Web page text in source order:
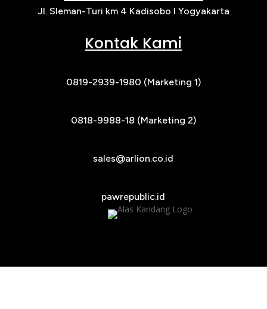
Jl. Sleman-Turi km 4 Kadisobo I Yogyakarta
Kontak Kami
0819-2939-1980 (Marketing 1)
0818-9988-18 (Marketing 2)
sales@arlion.co.id
pawrepublic.id